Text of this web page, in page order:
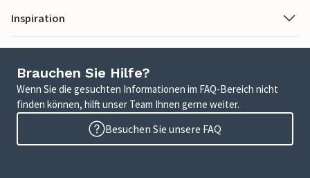
Inspiration
Brauchen Sie Hilfe?
Wenn Sie die gesuchten Informationen im FAQ-Bereich nicht
finden können, hilft unser Team Ihnen gerne weiter.
Besuchen Sie unsere FAQ